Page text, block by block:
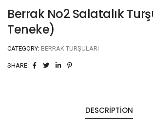
Berrak No2 Salatalık
Teneke)
CATEGORY: BERRAK TURŞULARI
SHARE:
DESCRIPTION